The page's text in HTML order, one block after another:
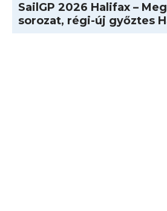
SailGP 2026 Halifax –
sorozat, régi-új győztes